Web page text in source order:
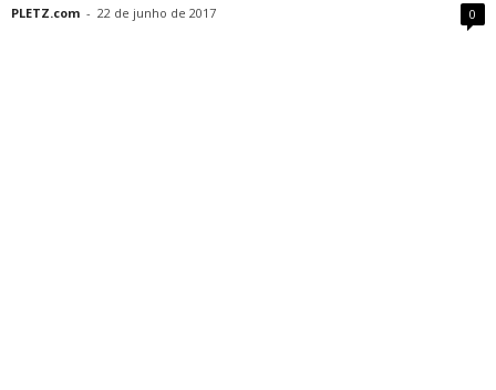
PLETZ.com - 22 de junho de 2017 0